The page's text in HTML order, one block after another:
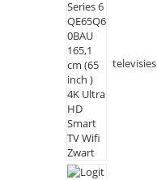
televisies